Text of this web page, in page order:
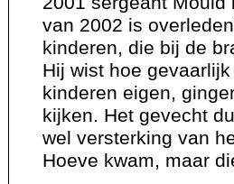
van 2002 is
kinderen, die bij de
Hij wist hoe
kinderen eigen,
kijken. Het gevecht
wel versterking van
Hoeve kwam, maar